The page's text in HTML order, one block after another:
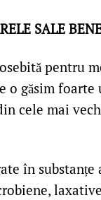
SALE
pentru
o găsim
cele mai
în